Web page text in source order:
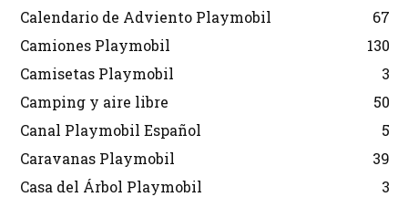
Calendario de Adviento Playmobil
67
Camiones Playmobil
130
Camisetas Playmobil
3
Camping y aire libre
50
Canal Playmobil Español
5
Caravanas Playmobil
39
Casa del Árbol Playmobil
3